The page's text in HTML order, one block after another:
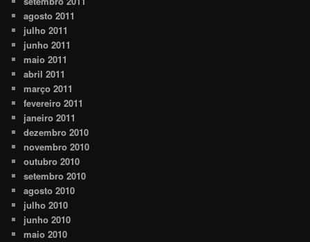
agosto 2011
julho 2011
junho 2011
maio 2011
abril 2011
março 2011
fevereiro 2011
janeiro 2011
dezembro 2010
novembro 2010
outubro 2010
setembro 2010
agosto 2010
julho 2010
junho 2010
maio 2010